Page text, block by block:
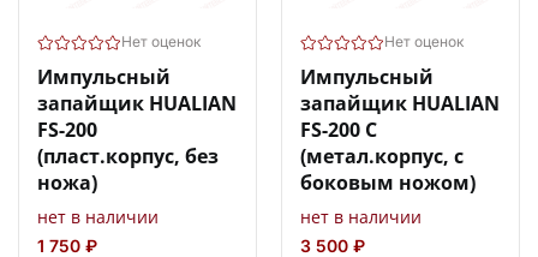
Нет оценок
Импульсный
запайщик HUALIAN
FS-200
(пласт.корпус, без
ножа)
нет в наличии
1 750 ₽
Нет оценок
Импульсный
запайщик HUALIAN
FS-200 С
(метал.корпус, с
боковым ножом)
нет в наличии
3 500 ₽